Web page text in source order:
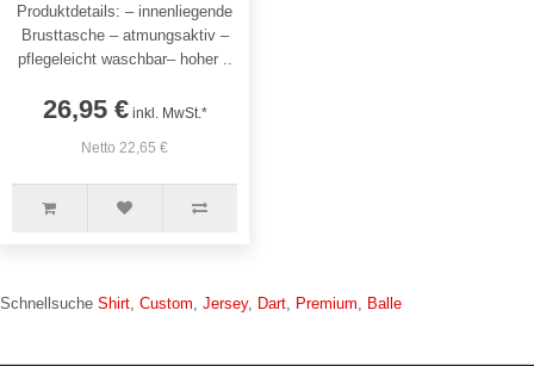
Produktdetails: – innenliegende
Brusttasche – atmungsaktiv –
pflegeleicht waschbar– hoher ..
26,95 €inkl. MwSt.*
Netto 22,65 €
Schnellsuche Shirt Custom Jersey, Dart Premium Balle